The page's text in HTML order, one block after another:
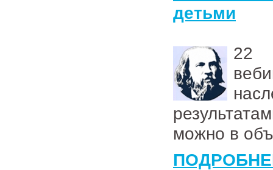
детьми
можно в